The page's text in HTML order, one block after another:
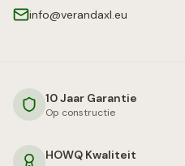
info@verandaxl.eu
10 Jaar Garantie
Op constructie
HOWQ Kwaliteit